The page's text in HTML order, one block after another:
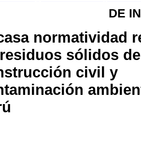
DE
normatividad
sólidos
civil y